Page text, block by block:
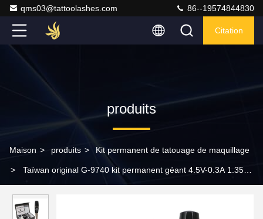
qms03@tattoolashes.com 86--19574844830
Citation
produits
Maison > produits > Kit permanent de tatouage de maquillage
> Taïwan original G-9740 kit permanent géant 4.5V-0.3A 1.35W